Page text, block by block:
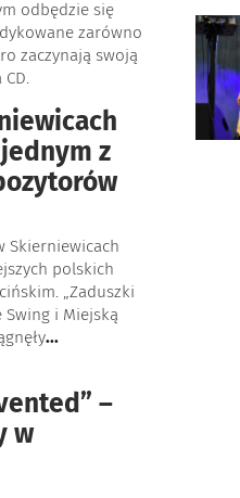
odbędzie się
zarówno
zaczynają swoją
z
Skierniewicach
polskich
„Zaduszki
Swing i Miejską
...
–
w